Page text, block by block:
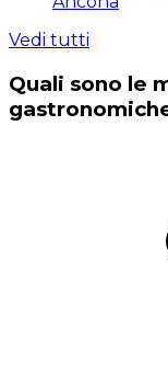
Vedi tutti
Quali sono le